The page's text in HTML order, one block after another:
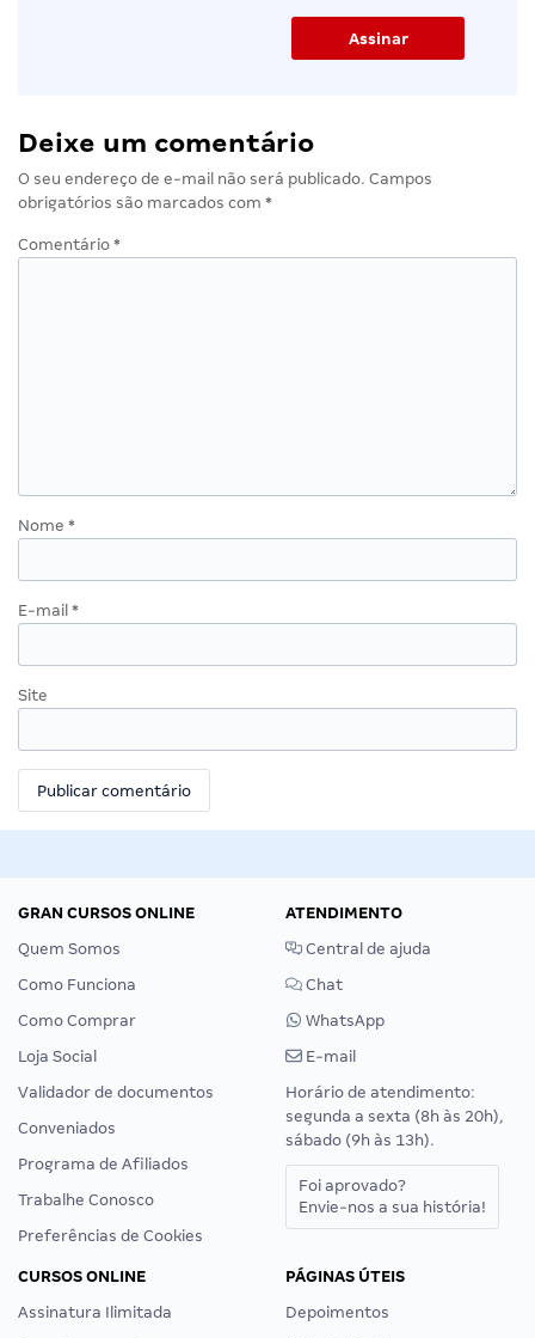
Deixe um comentário
O seu endereço de e-mail não será publicado. Campos
obrigatórios são marcados com *
Comentário *
Nome *
E-mail *
Site
GRAN CURSOS ONLINE
Quem Somos
Como Funciona
Como Comprar
Loja Social
Validador de documentos
Conveniados
Programa de Afiliados
Trabalhe Conosco
Preferências de Cookies
ATENDIMENTO
Central de ajuda
Chat
WhatsApp
E-mail
Horário de atendimento:
segunda a sexta (8h às 20h),
sábado (9h às 13h).
Foi aprovado?
Envie-nos a sua história!
CURSOS ONLINE
Assinatura Ilimitada
PÁGINAS ÚTEIS
Depoimentos